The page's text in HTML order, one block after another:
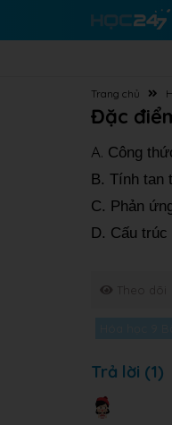
Trang chủ
Đặc
A. Công
B. Tính tan
C. Phản
D. Cấu
Theo dõi
Trả lời (1)